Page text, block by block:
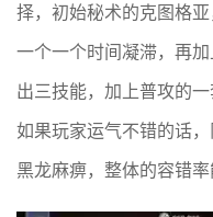
择，初始秘术的克图格
一个一个时间凝滞，再
出三技能，加上普攻的
如果玩家运气不错的话
黑龙麻痹，整体的容错率